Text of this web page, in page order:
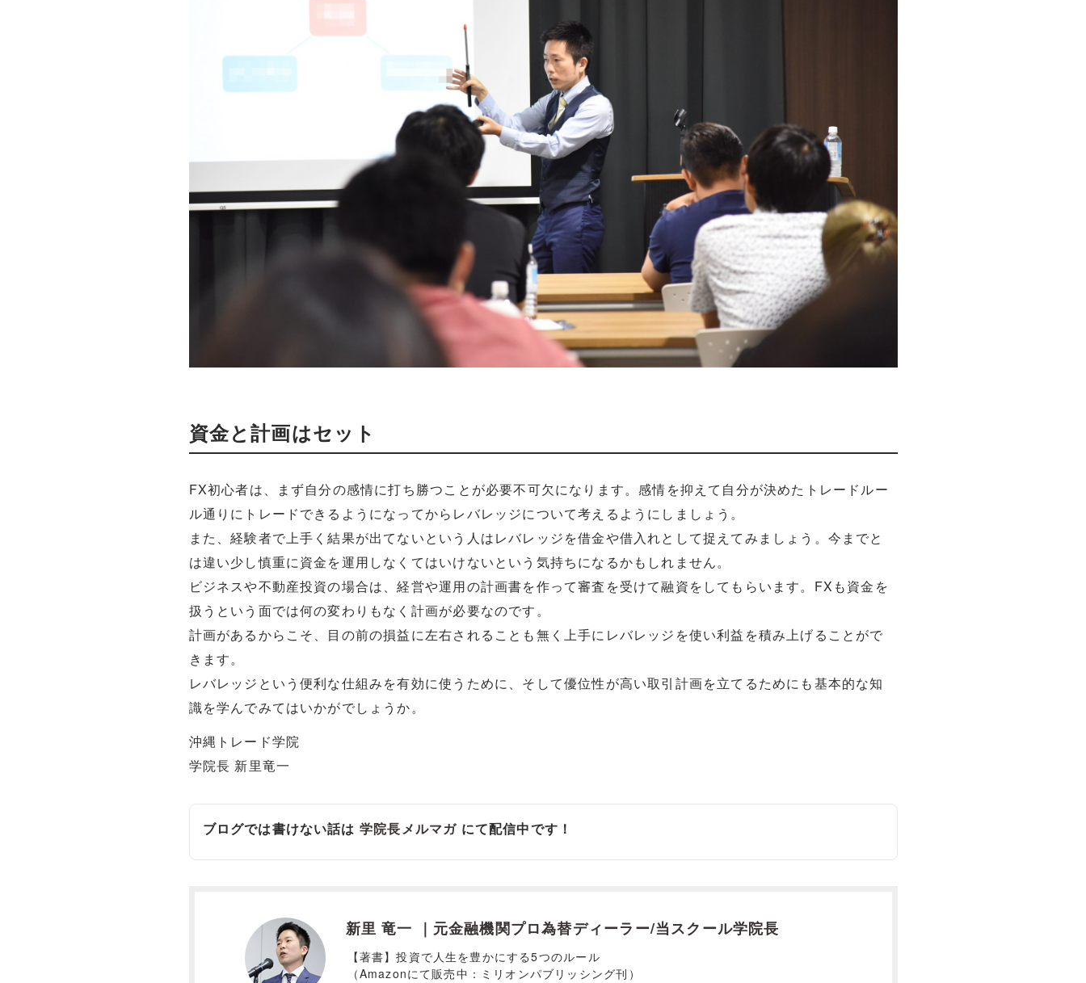
資金と計画はセット
FX初心者は、まず自分の感情に打ち勝つことが必要不可欠になります。感情を抑えて自分が決めたトレードルー
ル通りにトレードできるようになってからレバレッジについて考えるようにしましょう。
また、経験者で上手く結果が出てないという人はレバレッジを借金や借入れとして捉えてみましょう。今までと
は違い少し慎重に資金を運用しなくてはいけないという気持ちになるかもしれません。
ビジネスや不動産投資の場合は、経営や運用の計画書を作って審査を受けて融資をしてもらいます。FXも資金を
扱うという面では何の変わりもなく計画が必要なのです。
計画があるからこそ、目の前の損益に左右されることも無く上手にレバレッジを使い利益を積み上げることがで
きます。
レバレッジという便利な仕組みを有効に使うために、そして優位性が高い取引計画を立てるためにも基本的な知
識を学んでみてはいかがでしょうか。
沖縄トレード学院
学院長 新里竜一
ブログでは書けない話は 学院長メルマガ にて配信中です！
新里 竜一 ｜元金融機関プロ為替ディーラー/当スクール学院長
【著書】投資で人生を豊かにする5つのルール
（Amazonにて販売中：ミリオンパブリッシング刊）